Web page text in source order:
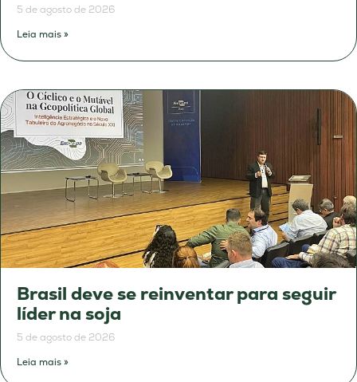
5 de agosto de 2026
Leia mais »
Brasil deve se reinventar para seguir
líder na soja
5 de agosto de 2026
Leia mais »